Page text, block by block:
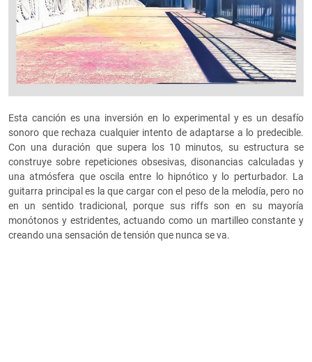
Esta canción es una inversión en lo experimental y es un desafío
sonoro que rechaza cualquier intento de adaptarse a lo predecible.
Con una duración que supera los 10 minutos, su estructura se
construye sobre repeticiones obsesivas, disonancias calculadas y
una atmósfera que oscila entre lo hipnótico y lo perturbador. La
guitarra principal es la que cargar con el peso de la melodía, pero no
en un sentido tradicional, porque sus riffs son en su mayoría
monótonos y estridentes, actuando como un martilleo constante y
creando una sensación de tensión que nunca se va.